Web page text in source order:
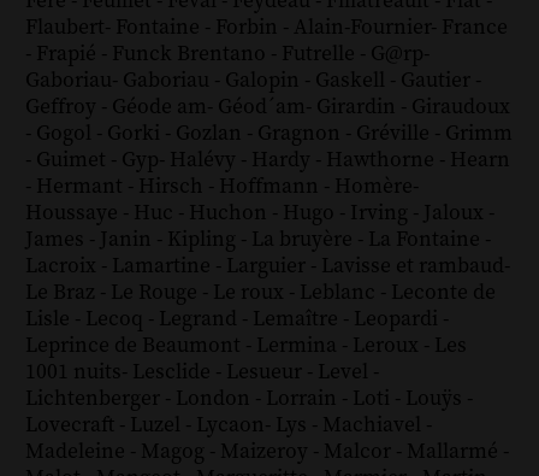
Flaubert- Fontaine - Forbin - Alain-Fournier- France
- Frapié - Funck Brentano - Futrelle - G@rp-
Gaboriau- Gaboriau - Galopin - Gaskell - Gautier -
Geffroy - Géode am- Géod´am- Girardin - Giraudoux
- Gogol - Gorki - Gozlan - Gragnon - Gréville - Grimm
- Guimet - Gyp- Halévy - Hardy - Hawthorne - Hearn
- Hermant - Hirsch - Hoffmann - Homère-
Houssaye - Huc - Huchon - Hugo - Irving - Jaloux -
James - Janin - Kipling - La bruyère - La Fontaine -
Lacroix - Lamartine - Larguier - Lavisse et rambaud-
Le Braz - Le Rouge - Le roux - Leblanc - Leconte de
Lisle - Lecoq - Legrand - Lemaître - Leopardi -
Leprince de Beaumont - Lermina - Leroux - Les
1001 nuits- Lesclide - Lesueur - Level -
Lichtenberger - London - Lorrain - Loti - Louÿs -
Lovecraft - Luzel - Lycaon- Lys - Machiavel -
Madeleine - Magog - Maizeroy - Malcor - Mallarmé -